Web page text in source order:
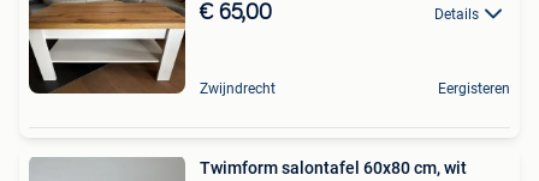
€ 65,00 Details
Zwijndrecht Eergisteren
Twimform salontafel 60x80 cm, wit